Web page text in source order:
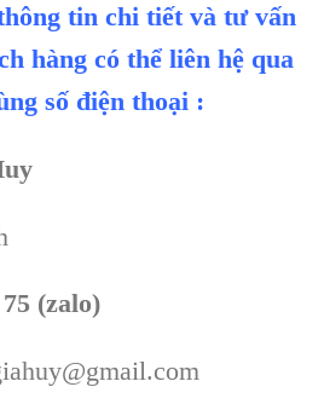
tin chi tiết và tư vấn
hàng có thể liên hệ qua
số điện thoại :
(zalo)